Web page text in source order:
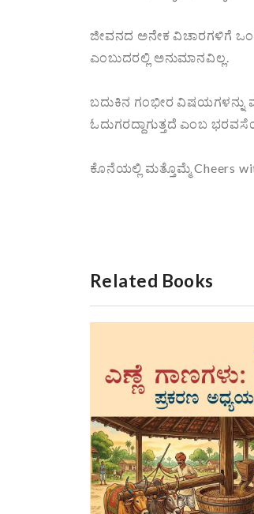
ಜೀವನದ ಅನೇಕ ವಿಚಾರಗಳಿಗೆ
ಎಂಬುದರಲ್ಲಿ ಅನುಮಾನವಿಲ್ಲ.
ಬದುಕಿನ ಗಂಭೀರ ವಿಷಯಗಳನ್ನು
ಓದುಗರದ್ದಾಗುತ್ತದೆ ಎಂಬ
ಕೊನೆಯಲ್ಲಿ ಮತ್ತೊಮ್ಮೆ Cheers
Related Books